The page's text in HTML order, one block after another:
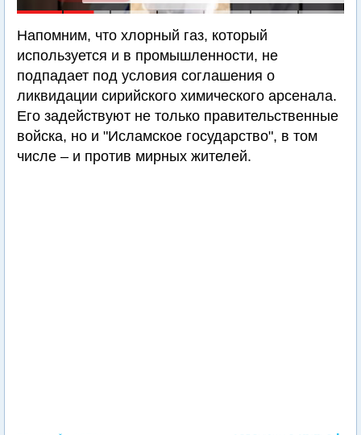
Напомним, что хлорный газ, который
используется и в промышленности, не
подпадает под условия соглашения о
ликвидации сирийского химического арсенала.
Его задействуют не только правительственные
войска, но и "Исламское государство", в том
числе – и против мирных жителей.